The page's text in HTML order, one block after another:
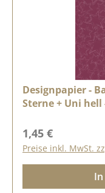
Designpapier -
Sterne + Uni
Regulärer Preis:
1,45 €
Preise inkl. MwSt.